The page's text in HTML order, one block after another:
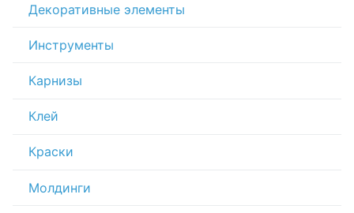
Декоративные элементы
Инструменты
Карнизы
Клей
Краски
Молдинги